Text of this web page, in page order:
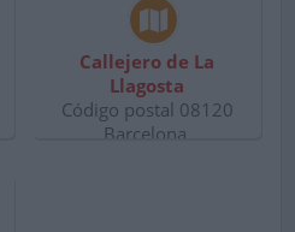
Callejero de La
Llagosta
Código postal 08120
Barcelona.